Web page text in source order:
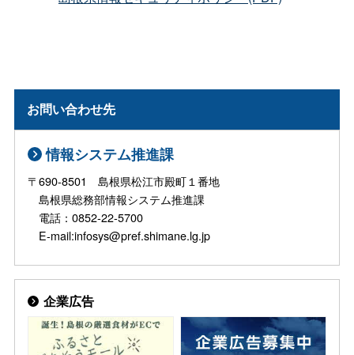
お問い合わせ先
情報システム推進課
〒690-8501 島根県松江市殿町１番地
島根県総務部情報システム推進課
電話：0852-22-5700
E-mail:infosys@pref.shimane.lg.jp
企業広告